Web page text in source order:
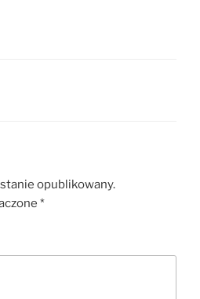
opublikowany.
*